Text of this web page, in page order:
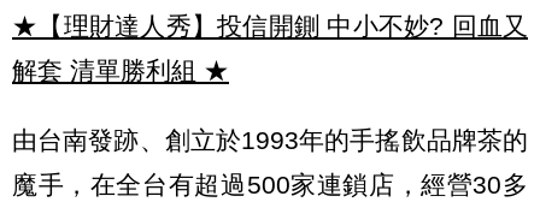
★【理財達人秀】投信開鍘 中小不妙? 回血又
解套 清單勝利組 ★
由台南發跡、創立於1993年的手搖飲品牌茶的
魔手，在全台有超過500家連鎖店，經營30多